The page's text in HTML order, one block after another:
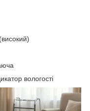
вологості